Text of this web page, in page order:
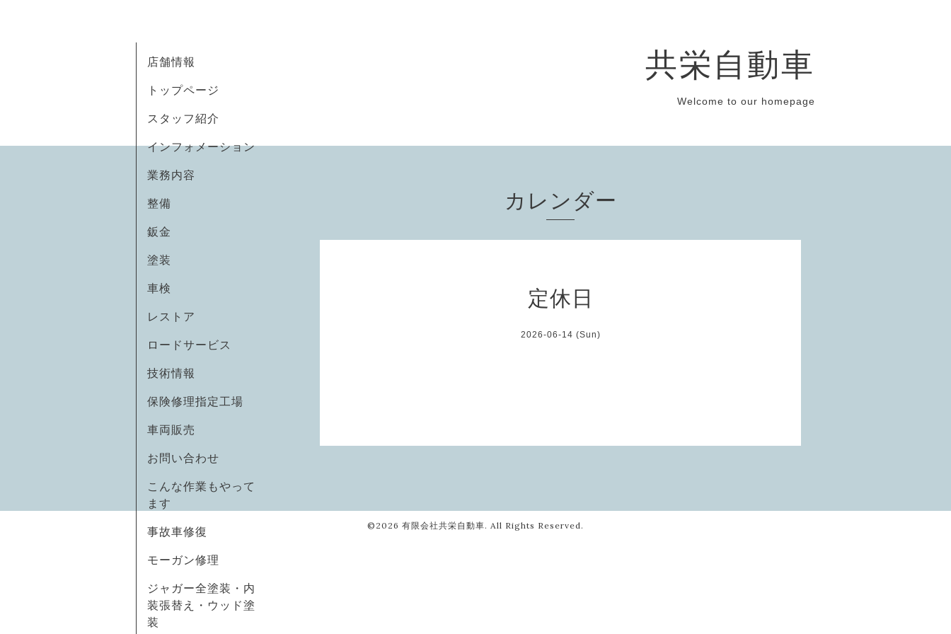
共栄自動車
Welcome to our homepage
店舗情報
トップページ
スタッフ紹介
インフォメーション
業務内容
整備
鈑金
塗装
車検
レストア
ロードサービス
技術情報
保険修理指定工場
車両販売
お問い合わせ
こんな作業もやって
ます
事故車修復
モーガン修理
ジャガー全塗装・内
装張替え・ウッド塗
装
カレンダー
定休日
2026-06-14 (Sun)
©2026 有限会社共栄自動車. All Rights Reserved.